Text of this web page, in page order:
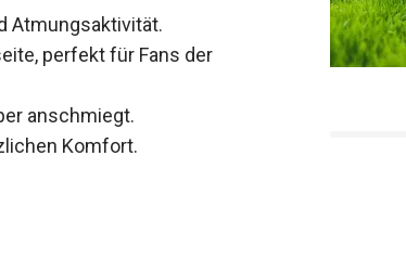
Atmungsaktivität.
perfekt für Fans der
anschmiegt.
Komfort.